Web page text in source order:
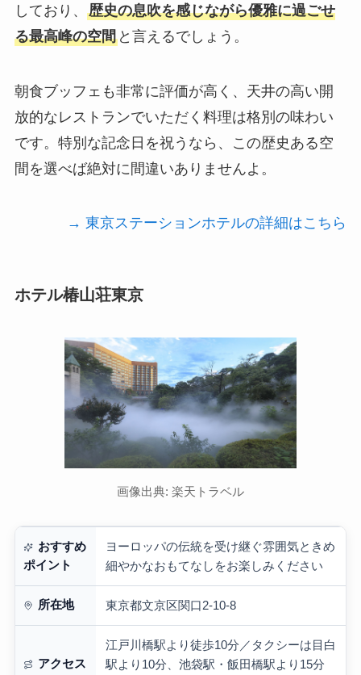
しており、 歴史の息吹を感じながら優雅に過ごせ
る最高峰の空間と言えるでしょう。
朝食ブッフェも非常に評価が高く、天井の高い開
放的なレストランでいただく料理は格別の味わい
です。特別な記念日を祝うなら、この歴史ある空
間を選べば絶対に間違いありませんよ。
→ 東京ステーションホテルの詳細はこちら
ホテル椿山荘東京
画像出典: 楽天トラベル
おすすめ
ポイント
ヨーロッパの伝統を受け継ぐ雰囲気ときめ
細やかなおもてなしをお楽しみください
所在地 東京都文京区関口2-10-8
アクセス
江戸川橋駅より徒歩10分／タクシーは目白
駅より10分、池袋駅・飯田橋駅より15分